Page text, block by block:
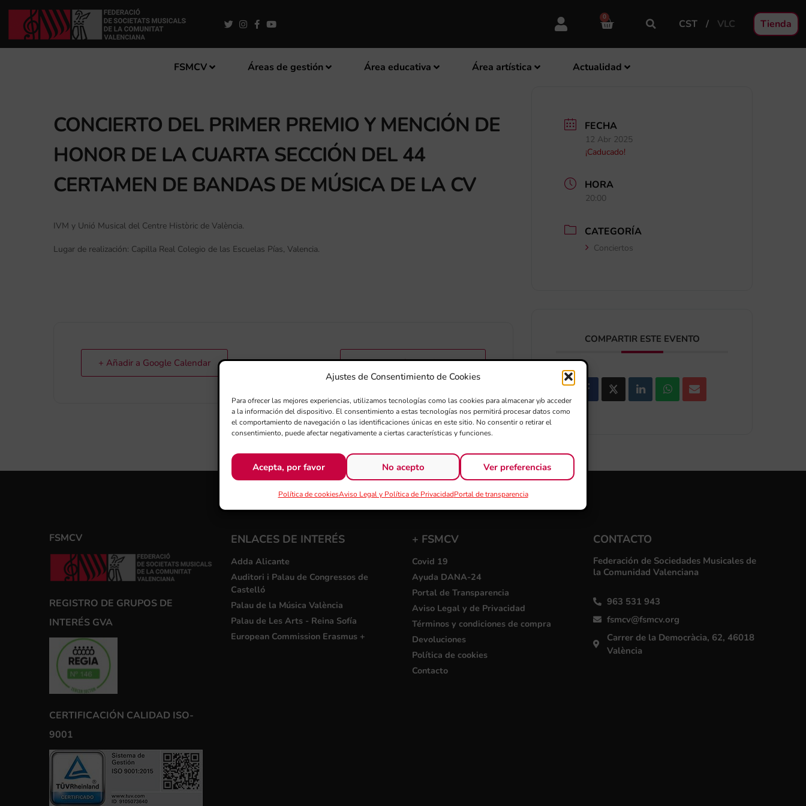
Ajustes de Consentimiento de Cookies
Para ofrecer las mejores experiencias, utilizamos tecnologías como las cookies para almacenar y/o acceder
a la información del dispositivo. El consentimiento a estas tecnologías nos permitirá procesar datos como
el comportamiento de navegación o las identificaciones únicas en este sitio. No consentir o retirar el
consentimiento, puede afectar negativamente a ciertas características y funciones.
Acepta, por favor No acepto Ver preferencias
Política de cookiesAviso Legal y Política de PrivacidadPortal de transparencia
0
CST VLC Tienda
FSMCV Áreas de gestión Área educativa Área artística Actualidad
CONCIERTO DEL PRIMER PREMIO Y MENCIÓN DE
HONOR DE LA CUARTA SECCIÓN DEL 44
CERTAMEN DE BANDAS DE MÚSICA DE LA CV
IVM y Unió Musical del Centre Històric de València.
Lugar de realización: Capilla Real Colegio de las Escuelas Pías, Valencia.
+ Añadir a Google Calendar + exportación iCal / Outlook
FECHA
12 Abr 2025
¡Caducado!
HORA
20:00
CATEGORÍA
Conciertos
COMPARTIR ESTE EVENTO
FSMCV
REGISTRO DE GRUPOS DE
INTERÉS GVA
CERTIFICACIÓN CALIDAD ISO-
9001
ENLACES DE INTERÉS
Adda Alicante
Auditori i Palau de Congressos de
Castelló
Palau de la Música València
Palau de Les Arts - Reina Sofía
European Commission Erasmus +
+ FSMCV
Covid 19
Ayuda DANA-24
Portal de Transparencia
Aviso Legal y de Privacidad
Términos y condiciones de compra
Devoluciones
Política de cookies
Contacto
CONTACTO
Federación de Sociedades Musicales de
la Comunidad Valenciana
963 531 943
fsmcv@fsmcv.org
Carrer de la Democràcia, 62, 46018
València